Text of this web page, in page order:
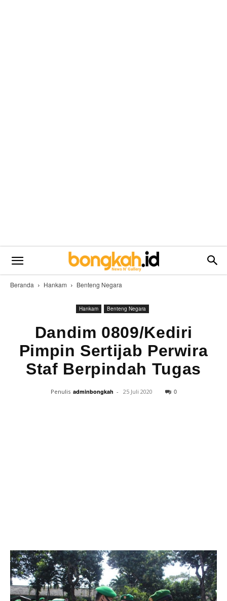
Beranda Hankam Benteng Negara
Hankam Benteng Negara
Dandim 0809/Kediri
Pimpin Sertijab Perwira
Staf Berpindah Tugas
Penulis adminbongkah - 25 Juli 2020 0